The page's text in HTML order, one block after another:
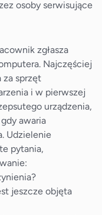
osoby serwisujące
zgłasza
Najczęściej
za sprzęt
i w pierwszej
urządzenia,
awaria
Udzielenie
pytania,
jeszcze objęta